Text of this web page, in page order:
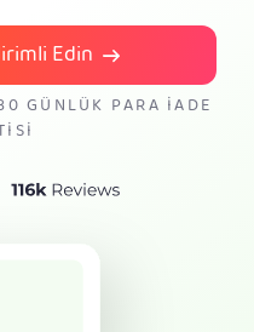
Edin
GÜNLÜK PARA İADE